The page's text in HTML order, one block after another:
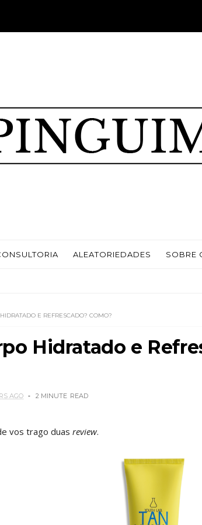
ALEATORIEDADES SOBRE
E REFRESCADO? COMO?
Hidratado e
AGO 2 MINUTE READ
vos trago duas review.